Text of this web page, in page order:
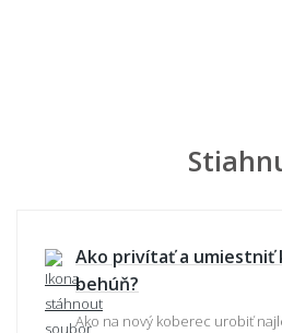
Ako privítať a umiestniť
behúň?
Ako na nový koberec urobiť